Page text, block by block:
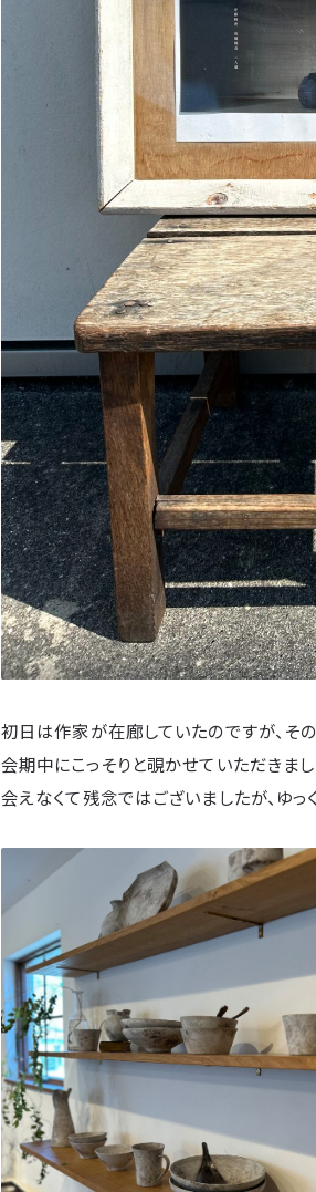
初日は作家が在廊していたのですが、そ
会期中にこっそりと覗かせていただきまし
会えなくて残念ではございましたが、ゆっ